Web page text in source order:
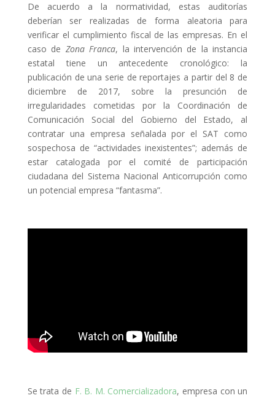
De acuerdo a la normatividad, estas auditorías
deberían ser realizadas de forma aleatoria para
verificar el cumplimiento fiscal de las empresas. En el
caso de Zona Franca, la intervención de la instancia
estatal tiene un antecedente cronológico: la
publicación de una serie de reportajes a partir del 8 de
diciembre de 2017, sobre la presunción de
irregularidades cometidas por la Coordinación de
Comunicación Social del Gobierno del Estado, al
contratar una empresa señalada por el SAT como
sospechosa de “actividades inexistentes”; además de
estar catalogada por el comité de participación
ciudadana del Sistema Nacional Anticorrupción como
un potencial empresa “fantasma”.
Se trata de F. B. M. Comercializadora, empresa con un